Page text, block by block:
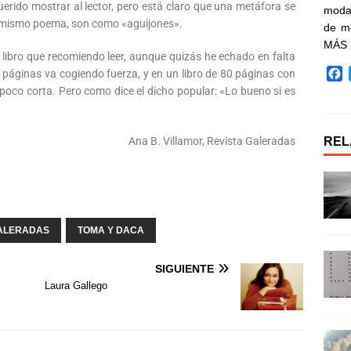
mostrar al lector, pero está claro que una metáfora se
poema, son como «aguijones».
que recomiendo leer, aunque quizás he echado en falta
va cogiendo fuerza, y en un libro de 80 páginas con
corta. Pero como dice el dicho popular: «Lo bueno si es
Ana B. Villamor, Revista Galeradas
TOMA Y DACA
SIGUIENTE
Laura Gallego
de
MÁS
b
o